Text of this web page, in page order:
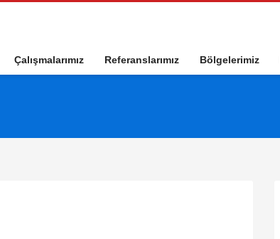
Çalışmalarımız Referanslarımız Bölgelerimiz